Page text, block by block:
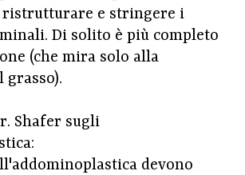
ristrutturare e stringere i
Di solito è più completo
(che mira solo alla
grasso).
Shafer sugli
devono